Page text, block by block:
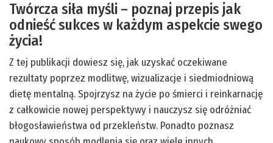
Twórcza siła myśli – poznaj przepis jak
odnieść sukces w każdym aspekcie swego
życia!
Z tej publikacji dowiesz się, jak uzyskać oczekiwane
rezultaty poprzez modlitwę, wizualizacje i siedmiodniową
dietę mentalną. Spojrzysz na życie po śmierci i reinkarnację
z całkowicie nowej perspektywy i nauczysz się odróżniać
błogosławieństwa od przekleństw. Ponadto poznasz